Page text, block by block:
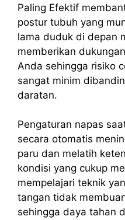
Paling Efektif
postur tubuh yang
lama duduk di depan
memberikan
Anda sehingga risiko
sangat minim
daratan.
Pengaturan napas
secara otomatis
paru dan melatih
kondisi yang cukup
mempelajari teknik
tangan tidak
sehingga daya tahan